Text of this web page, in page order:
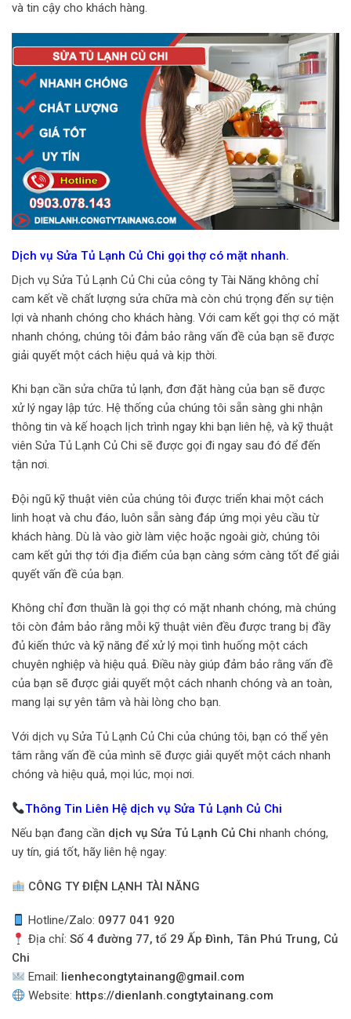
và tin cậy cho khách hàng.
Dịch vụ Sửa Tủ Lạnh Củ Chi gọi thợ có mặt nhanh.
Dịch vụ Sửa Tủ Lạnh Củ Chi của công ty Tài Năng không chỉ
cam kết về chất lượng sửa chữa mà còn chú trọng đến sự tiện
lợi và nhanh chóng cho khách hàng. Với cam kết gọi thợ có mặt
nhanh chóng, chúng tôi đảm bảo rằng vấn đề của bạn sẽ được
giải quyết một cách hiệu quả và kịp thời.
Khi bạn cần sửa chữa tủ lạnh, đơn đặt hàng của bạn sẽ được
xử lý ngay lập tức. Hệ thống của chúng tôi sẵn sàng ghi nhận
thông tin và kế hoạch lịch trình ngay khi bạn liên hệ, và kỹ thuật
viên Sửa Tủ Lạnh Củ Chi sẽ được gọi đi ngay sau đó để đến
tận nơi.
Đội ngũ kỹ thuật viên của chúng tôi được triển khai một cách
linh hoạt và chu đáo, luôn sẵn sàng đáp ứng mọi yêu cầu từ
khách hàng. Dù là vào giờ làm việc hoặc ngoài giờ, chúng tôi
cam kết gửi thợ tới địa điểm của bạn càng sớm càng tốt để giải
quyết vấn đề của bạn.
Không chỉ đơn thuần là gọi thợ có mặt nhanh chóng, mà chúng
tôi còn đảm bảo rằng mỗi kỹ thuật viên đều được trang bị đầy
đủ kiến thức và kỹ năng để xử lý mọi tình huống một cách
chuyên nghiệp và hiệu quả. Điều này giúp đảm bảo rằng vấn đề
của bạn sẽ được giải quyết một cách nhanh chóng và an toàn,
mang lại sự yên tâm và hài lòng cho bạn.
Với dịch vụ Sửa Tủ Lạnh Củ Chi của chúng tôi, bạn có thể yên
tâm rằng vấn đề của mình sẽ được giải quyết một cách nhanh
chóng và hiệu quả, mọi lúc, mọi nơi.
Thông Tin Liên Hệ dịch vụ Sửa Tủ Lạnh Củ Chi
Nếu bạn đang cần dịch vụ Sửa Tủ Lạnh Củ Chi nhanh chóng,
uy tín, giá tốt, hãy liên hệ ngay:
CÔNG TY ĐIỆN LẠNH TÀI NĂNG
Hotline/Zalo: 0977 041 920
Địa chỉ:Số 4 đường 77, tổ 29 Ấp Đình, Tân Phú Trung, Củ
Chi
Email: lienhecongtytainang@gmail.com
Website: https://dienlanh.congtytainang.com